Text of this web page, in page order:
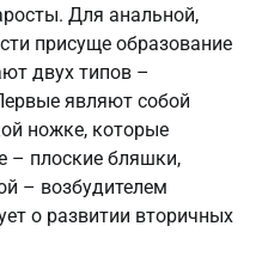
Для анальной,
присуще образование
двух типов –
являют собой
ножке, которые
– плоские бляшки,
– возбудителем
о развитии вторичных